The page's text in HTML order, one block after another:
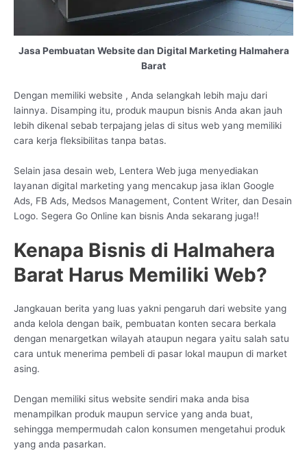
Jasa Pembuatan Website dan Digital Marketing Halmahera
Barat
Dengan memiliki website , Anda selangkah lebih maju dari
lainnya. Disamping itu, produk maupun bisnis Anda akan jauh
lebih dikenal sebab terpajang jelas di situs web yang memiliki
cara kerja fleksibilitas tanpa batas.
Selain jasa desain web, Lentera Web juga menyediakan
layanan digital marketing yang mencakup jasa iklan Google
Ads, FB Ads, Medsos Management, Content Writer, dan Desain
Logo. Segera Go Online kan bisnis Anda sekarang juga!!
Kenapa Bisnis di Halmahera
Barat Harus Memiliki Web?
Jangkauan berita yang luas yakni pengaruh dari website yang
anda kelola dengan baik, pembuatan konten secara berkala
dengan menargetkan wilayah ataupun negara yaitu salah satu
cara untuk menerima pembeli di pasar lokal maupun di market
asing.
Dengan memiliki situs website sendiri maka anda bisa
menampilkan produk maupun service yang anda buat,
sehingga mempermudah calon konsumen mengetahui produk
yang anda pasarkan.